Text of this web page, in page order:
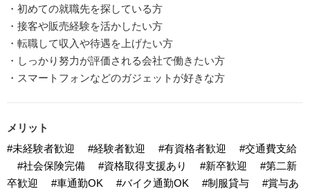
・初めての就職先を探している方
・接客や販売経験を活かしたい方
・転職して収入や待遇を上げたい方
・しっかり努力が評価される会社で働きたい方
・スマートフォンなどのガジェットが好きな方
メリット
#未経験者歓迎
#経験者歓迎 #有資格者歓迎
#交通費支給
#社会保険完備
#資格取得支援あり #新卒歓迎
#第二新
卒歓迎
#車通勤OK #バイク通勤OK #制服貸与
#賞与あ